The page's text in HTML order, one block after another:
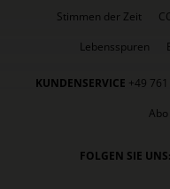
Stimmen der Zeit
Lebensspuren
KUNDENSERVICE +49
FOLGEN SIE UNS: